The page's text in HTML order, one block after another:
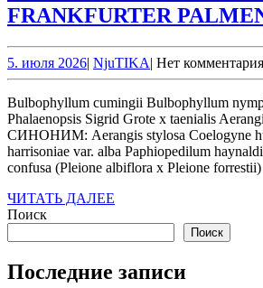
FRANKFURTER
5. июля 20265.
июля
| NjuTIKANjuTIKA
| Нет комментария
Bulbophyllum cumingii Bulbophyllum nymphopolitanum
Phalaenopsis Sigrid Grote x taenialis
СИНОНИМ: Aerangis stylosa Coelogyne
harrisoniae var. alba Paphiopedilum
confusa (Pleione albiflora x Pleione forrestii)
ЧИТАТЬ ДАЛЕЕ
Поиск
Поиск
Последние записи